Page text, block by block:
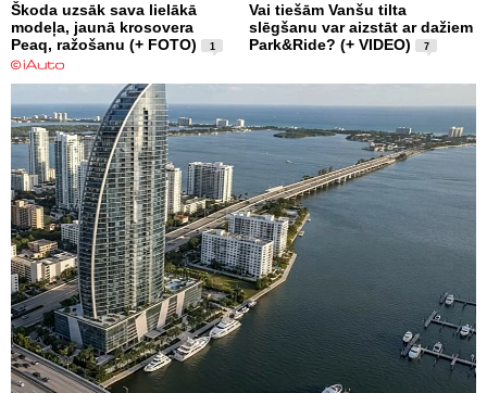
Škoda uzsāk sava lielākā
modeļa, jaunā krosovera
Peaq, ražošanu (+ FOTO)
1
Vai tiešām Vanšu tilta
slēgšanu var aizstāt ar dažiem
Park&Ride? (+ VIDEO)
7